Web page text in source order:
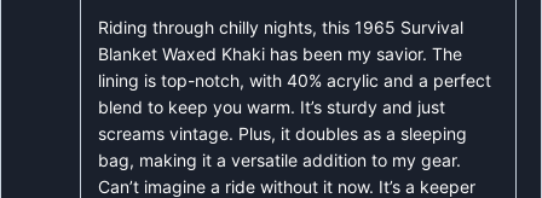
5
Riding through chilly nights, this 1965 Survival
Blanket Waxed Khaki has been my savior. The
lining is top-notch, with 40% acrylic and a perfect
blend to keep you warm. It’s sturdy and just
screams vintage. Plus, it doubles as a sleeping
bag, making it a versatile addition to my gear.
Can’t imagine a ride without it now. It’s a keeper